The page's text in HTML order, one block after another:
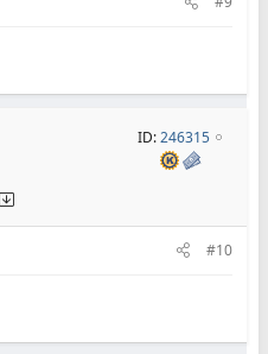
ID:246315
#10